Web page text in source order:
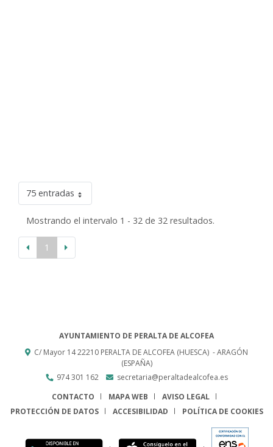
75 entradas
Mostrando el intervalo 1 - 32 de 32 resultados.
1
AYUNTAMIENTO DE PERALTA DE ALCOFEA
C/ Mayor 1422210 PERALTA DE ALCOFEA (HUESCA) - ARAGÓN
(ESPAÑA)
974 301 162
secretaria@peraltadealcofea.es
CONTACTO
MAPA WEB
AVISO LEGAL
PROTECCIÓN DE DATOS
ACCESIBILIDAD POLÍTICA DE COOKIES